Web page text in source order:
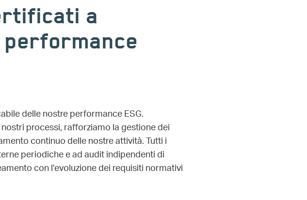
a
delle nostre performance ESG.
processi, rafforziamo la gestione dei
continuo delle nostre attività. Tutti i
periodiche e ad audit indipendenti di
con l’evoluzione dei requisiti normativi